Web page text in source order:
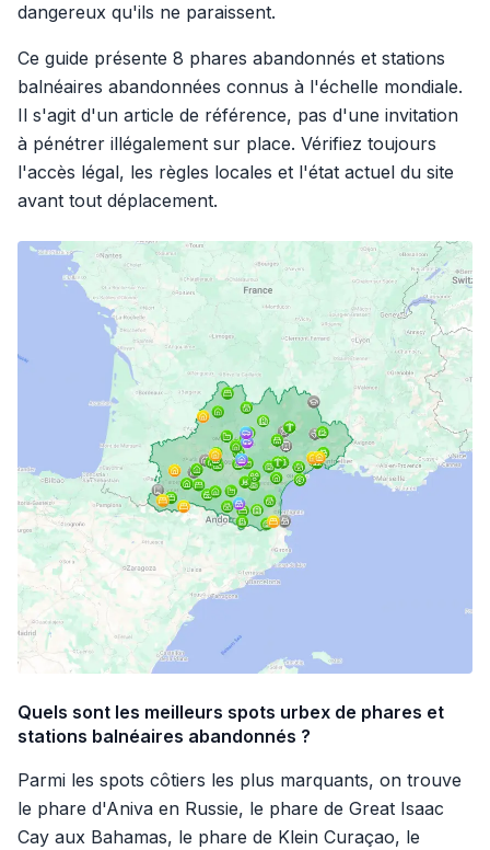
dangereux qu'ils ne paraissent.
Ce guide présente 8 phares abandonnés et stations
balnéaires abandonnées connus à l'échelle mondiale.
Il s'agit d'un article de référence, pas d'une invitation
à pénétrer illégalement sur place. Vérifiez toujours
l'accès légal, les règles locales et l'état actuel du site
avant tout déplacement.
Quels sont les meilleurs spots urbex de phares et
stations balnéaires abandonnés ?
Parmi les spots côtiers les plus marquants, on trouve
le phare d'Aniva en Russie, le phare de Great Isaac
Cay aux Bahamas, le phare de Klein Curaçao, le